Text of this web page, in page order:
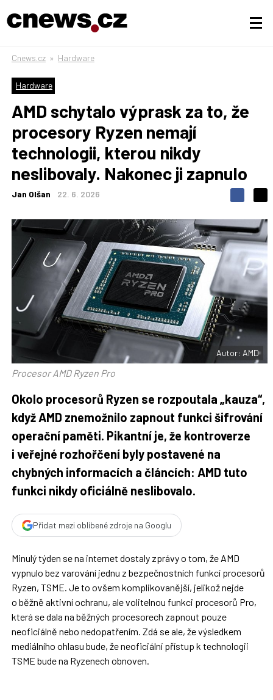
Cnews.cz » Hardware
Hardware
AMD schytalo výprask za to, že
procesory Ryzen nemají
technologii, kterou nikdy
neslibovaly. Nakonec ji zapnulo
Jan Olšan 22. 6. 2026
S
d
í
l
e
t
S
l
e
j
a
F
c
b
o
o
í
l
e
j
t
e
a
s
í
X
Autor: AMD
Procesor AMD Ryzen Pro
Okolo procesorů Ryzen se rozpoutala „kauza“,
když AMD znemožnilo zapnout funkci šifrování
operační paměti. Pikantní je, že kontroverze
i veřejné rozhořčení byly postavené na
chybných informacích a článcích: AMD tuto
funkci nikdy oficiálně neslibovalo.
Přidat mezi oblíbené zdroje na Googlu
Minulý týden se na internet dostaly zprávy o tom, že AMD
vypnulo bez varování jednu z bezpečnostních funkcí procesorů
Ryzen, TSME. Je to ovšem komplikovanější, jelikož nejde
o běžně aktivní ochranu, ale volitelnou funkci procesorů Pro,
která se dala na běžných procesorech zapnout pouze
neoficiálně nebo nedopatřením. Zdá se ale, že výsledkem
mediálního ohlasu bude, že neoficiální přístup k technologii
TSME bude na Ryzenech obnoven.